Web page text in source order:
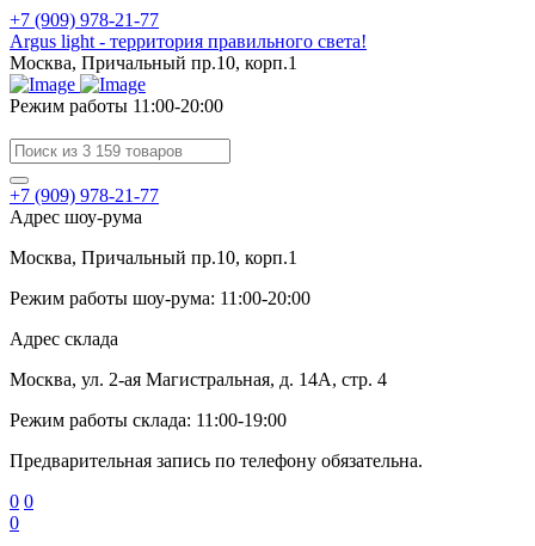
+7 (909) 978-21-77
Argus light - территория правильного света!
Москва, Причальный пр.10, корп.1
Режим работы 11:00-20:00
+7 (909) 978-21-77
Адрес шоу-рума
Москва, Причальный пр.10, корп.1
Режим работы шоу-рума: 11:00-20:00
Адрес склада
Москва, ул. 2-ая Магистральная, д. 14А, стр. 4
Режим работы склада: 11:00-19:00
Предварительная запись по телефону обязательна.
0 0
0